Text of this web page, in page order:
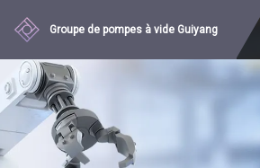
Groupe de pompes à vide Guiyang